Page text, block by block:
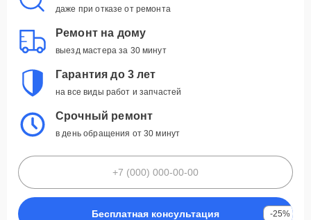
даже при отказе от ремонта
Ремонт на дому
выезд мастера за 30 минут
Гарантия до 3 лет
на все виды работ и запчастей
Срочный ремонт
в день обращения от 30 минут
Бесплатная консультация -25%